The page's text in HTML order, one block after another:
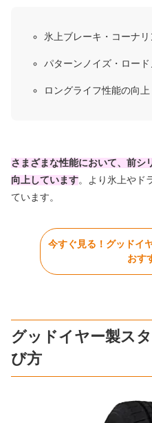
氷上ブレーキ・コーナ
パターンノイズ・ロー
ロングライフ性能の向上
さまざまな性能において、前シ
向上しています。より氷上やド
ています。
今すぐ見る！グッドイ
おす
グッドイヤー製ス
び方